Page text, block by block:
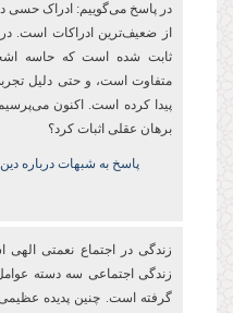
در پاسخ می‌گوییم: ادراک حسی
از ضعیف‌ترین ادراکات است.
ثابت شده است که حاسه
متفاوت است، و حتی دلیل
پیدا کرده است. اکنون
برهان عقلی اثبات کرد؟
پاسخ به شبهات درباره
زندگی در اجتماع نعمتی الهی
زندگی اجتماعی سه دسته
گرفته است. چنین پدیده